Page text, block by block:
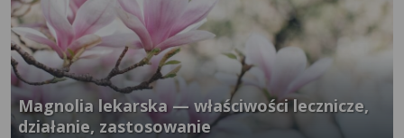
Magnolia lekarska — właściwości lecznicze,
działanie, zastosowanie